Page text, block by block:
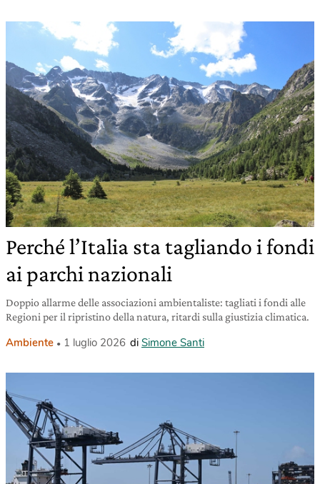
Perché l’Italia sta tagliando i fondi
ai parchi nazionali
Doppio allarme delle associazioni ambientaliste: tagliati i fondi alle
Regioni per il ripristino della natura, ritardi sulla giustizia climatica.
Ambiente 1 luglio 2026 di Simone Santi